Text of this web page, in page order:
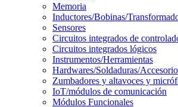
Memoria
Inductores/Bobinas/
Sensores
Circuitos integrados de
Circuitos integrados lógicos
Instrumentos/Herramientas
Hardwares/Soldaduras/
Zumbadores y altavoces y
IoT/módulos de comunicación
Módulos Funcionales